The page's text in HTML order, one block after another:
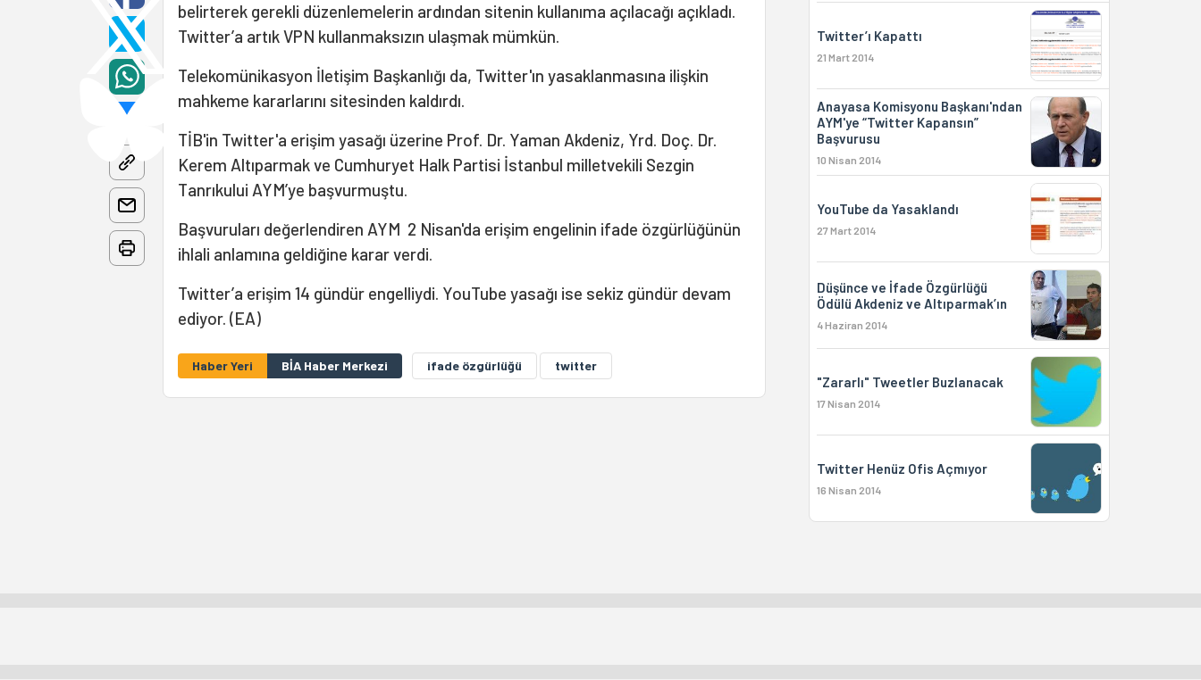
belirterek gerekli düzenlemelerin ardından sitenin kullanıma açılacağı açıkladı.
Twitter’a artık VPN kullanmaksızın ulaşmak mümkün.
Telekomünikasyon İletişim Başkanlığı da, Twitter'ın yasaklanmasına ilişkin
mahkeme kararlarını sitesinden kaldırdı.
TİB'in Twitter'a erişim yasağı üzerine Prof. Dr. Yaman Akdeniz, Yrd. Doç. Dr.
Kerem Altıparmak ve Cumhuryet Halk Partisi İstanbul milletvekili Sezgin
Tanrıkului AYM’ye başvurmuştu.
Başvuruları değerlendiren AYM 2 Nisan'da erişim engelinin ifade özgürlüğünün
ihlali anlamına geldiğine karar verdi.
Twitter’a erişim 14 gündür engelliydi. YouTube yasağı ise sekiz gündür devam
ediyor. (EA)
Haber Yeri BİA Haber Merkezi ifade özgürlüğü twitter
Twitter’ı Kapattı
21 Mart 2014
Anayasa Komisyonu Başkanı'ndan
AYM'ye “Twitter Kapansın”
Başvurusu
10 Nisan 2014
YouTube da Yasaklandı
27 Mart 2014
Düşünce ve İfade Özgürlüğü
Ödülü Akdeniz ve Altıparmak’ın
4 Haziran 2014
"Zararlı" Tweetler Buzlanacak
17 Nisan 2014
Twitter Henüz Ofis Açmıyor
16 Nisan 2014